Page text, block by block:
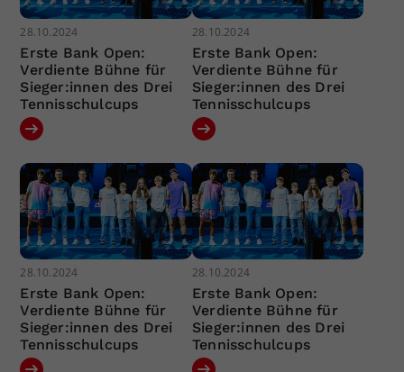
28.10.2024
Erste Bank Open:
Verdiente Bühne für
Sieger:innen des Drei
Tennisschulcups
28.10.2024
Erste Bank Open:
Verdiente Bühne für
Sieger:innen des Drei
Tennisschulcups
28.10.2024
Erste Bank Open:
Verdiente Bühne für
Sieger:innen des Drei
Tennisschulcups
28.10.2024
Erste Bank Open:
Verdiente Bühne für
Sieger:innen des Drei
Tennisschulcups